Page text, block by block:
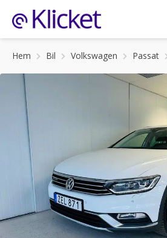
Hem Bil Volkswagen Passat